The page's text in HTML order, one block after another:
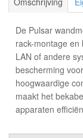
De Pulsar
rack-montage en
LAN of andere
bescherming
hoogwaardige
maakt het
apparaten